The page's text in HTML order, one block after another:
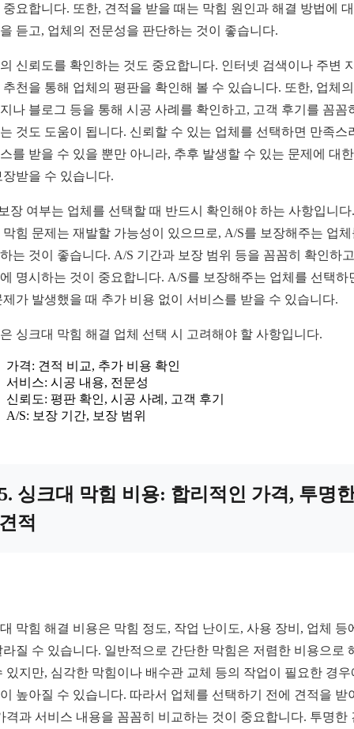
중요합니다. 또한, 견적을 받을 때는 막힘 원인과 해결 방법에
듣고, 업체의 전문성을 판단하는 것이 좋습니다.
신뢰도를 확인하는 것도 중요합니다. 인터넷 검색이나 주변
추천을 통해 업체의 평판을 확인해 볼 수 있습니다. 또한, 업체
나 블로그 등을 통해 시공 사례를 확인하고, 고객 후기를 꼼꼼
것도 도움이 됩니다. 신뢰할 수 있는 업체를 선택하면 만족스
를 받을 수 있을 뿐만 아니라, 추후 발생할 수 있는 문제에 대
장받을 수 있습니다.
장 여부는 업체를 선택할 때 반드시 확인해야 하는 사항입니다
막힘 문제는 재발할 가능성이 있으므로, A/S를 보장해주는 업체
는 것이 좋습니다. A/S 기간과 보장 범위 등을 꼼꼼히 확인하
명시하는 것이 중요합니다. A/S를 보장해주는 업체를 선택하
제가 발생했을 때 추가 비용 없이 서비스를 받을 수 있습니다.
싱크대 막힘 해결 업체 선택 시 고려해야 할 사항입니다.
가격: 견적 비교, 추가 비용 확인
서비스: 시공 내용, 전문성
신뢰도: 평판 확인, 시공 사례, 고객 후기
A/S: 보장 기간, 보장 범위
싱크대 막힘 비용: 합리적인 가격, 투명
적
막힘 해결 비용은 막힘 정도, 작업 난이도, 사용 장비, 업체 등
라질 수 있습니다. 일반적으로 간단한 막힘은 저렴한 비용으로
있지만, 심각한 막힘이나 배수관 교체 등의 작업이 필요한 경우
높아질 수 있습니다. 따라서 업체를 선택하기 전에 견적을 받
격과 서비스 내용을 꼼꼼히 비교하는 것이 중요합니다. 투명한